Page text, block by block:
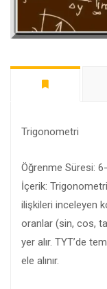
Trigonometri
Öğrenme Süresi:
İçerik:
ilişkileri inceleyen
oranlar (sin, cos,
yer alır. TYT’de
ele alınır.